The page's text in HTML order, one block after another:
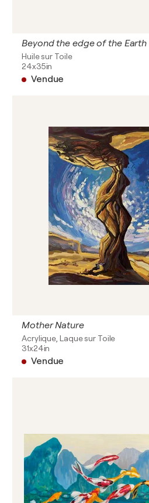
Beyond the edge of the Earth
Huile sur Toile
24x35in
Vendue
Mother Nature
Acrylique, Laque sur Toile
31x24in
Vendue